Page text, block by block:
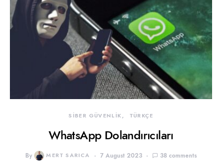
SİBER GÜVENLİK TÜRKÇE
WhatsApp Dolandırıcıları
By MERT SARICA 7 August 2023 38 comments